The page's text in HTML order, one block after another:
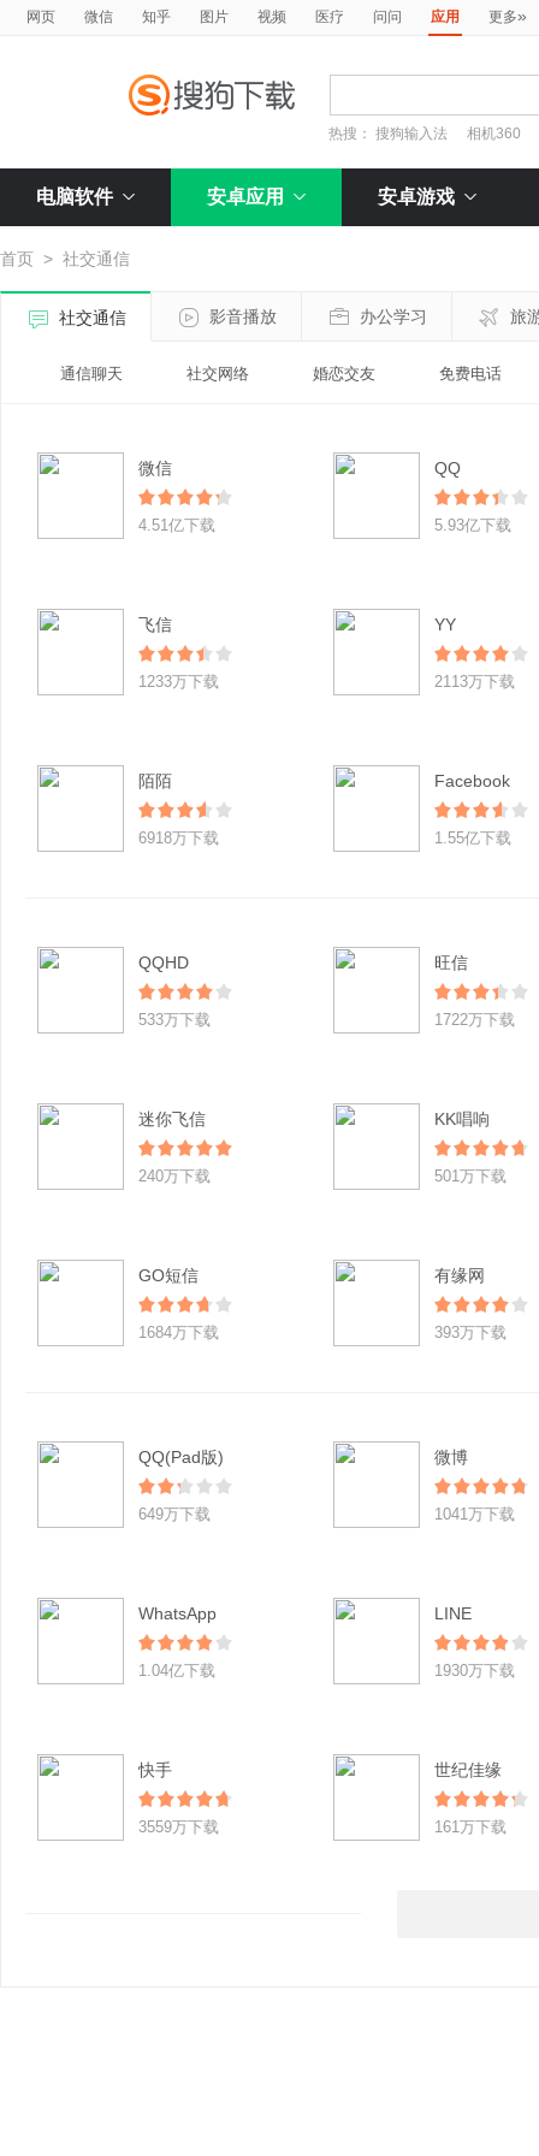
网页 微信 知乎 图片 视频 医疗 问问 应用 更多»
热搜：搜狗输入法 相机360
电脑软件 安卓应用 安卓游戏
首页 > 社交通信
社交通信 影音播放 办公学习 旅
通信聊天 社交网络 婚恋交友 免费电话
微信
4.51亿下载
QQ
5.93亿下载
飞信
1233万下载
YY
2113万下载
陌陌
6918万下载
Facebook
1.55亿下载
QQHD
533万下载
旺信
1722万下载
迷你飞信
240万下载
KK唱响
501万下载
GO短信
1684万下载
有缘网
393万下载
QQ(Pad版)
649万下载
微博
1041万下载
WhatsApp
1.04亿下载
LINE
1930万下载
快手
3559万下载
世纪佳缘
161万下载